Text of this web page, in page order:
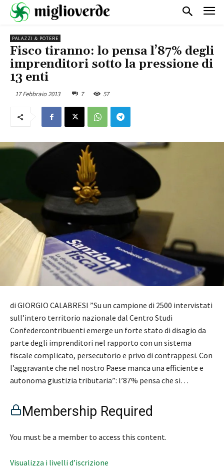
PALAZZI & POTERE
Fisco tiranno: lo pensa l’87% degli
imprenditori sotto la pressione di
13 enti
17 Febbraio 2013 7 57
di GIORGIO CALABRESI ”Su un campione di 2500 intervistati
sull’intero territorio nazionale dal Centro Studi
Confedercontribuenti emerge un forte stato di disagio da
parte degli imprenditori nel rapporto con un sistema
fiscale complicato, persecutorio e privo di contrappesi. Con
l’aggravante che nel nostro Paese manca una efficiente e
autonoma giustizia tributaria”: l’87% pensa che si…
Membership Required
You must be a member to access this content.
Visualizza i livelli d’iscrizione